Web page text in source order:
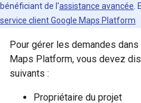
bénéficiant de l'assistance avancée
service client Google Maps Platform
Pour gérer les demandes
Maps Platform, vous devez
suivants :
Propriétaire du projet